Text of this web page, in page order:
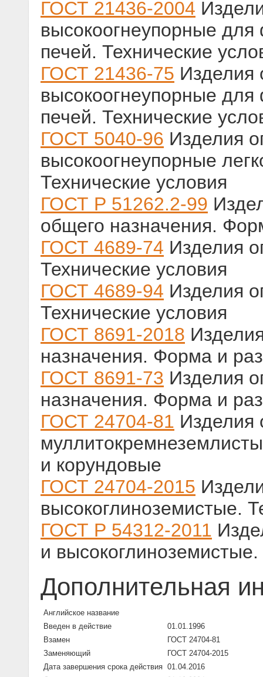
ГОСТ 21436-2004
высокоогнеупорные
печей. Технические
ГОСТ 21436-75 Изделия
высокоогнеупорные
печей. Технические
ГОСТ 5040-96 Изделия
высокоогнеупорные
Технические условия
ГОСТ Р 51262.2-99
общего назначения.
ГОСТ 4689-74 Изделия
Технические условия
ГОСТ 4689-94 Изделия
Технические условия
ГОСТ 8691-2018
назначения. Форма и
ГОСТ 8691-73 Изделия
назначения. Форма и
ГОСТ 24704-81 Изделия
и корундовые
ГОСТ 24704-2015
высокоглиноземистые.
ГОСТ Р 54312-2011
и
Дополнительная
Английское название
Введен в действие
01.01.1996
Взамен
ГОСТ 24704-81
Заменяющий
ГОСТ 24704-2015
Дата завершения срока действия 01.04.2016